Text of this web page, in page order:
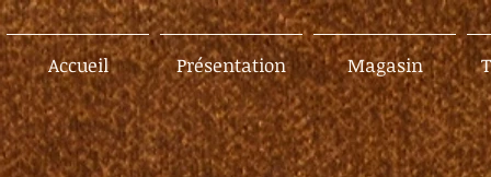
Accueil Présentation Magasin